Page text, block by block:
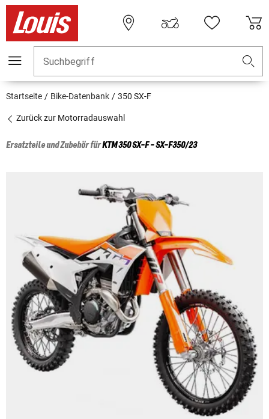
Suchbegriff
Startseite Bike-Datenbank 350 SX-F
Zurück zur Motorradauswahl
Ersatzteile und Zubehör fürKTM350 SX-F - SX-F350/23